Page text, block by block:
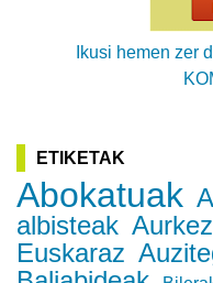
Ikusi hemen zer
ETIKETAK
Abokatuak
albisteak
Euskaraz